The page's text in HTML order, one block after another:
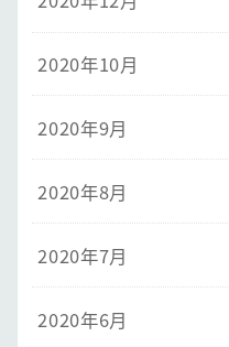
2020年10月
2020年9月
2020年8月
2020年7月
2020年6月